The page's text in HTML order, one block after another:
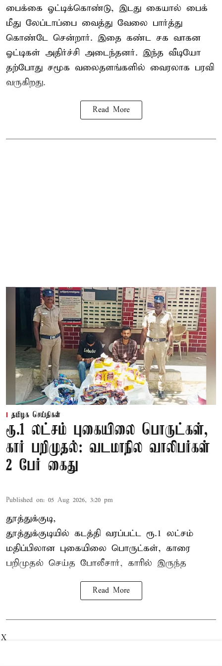
பைக்கை ஓட்டிக்கொண்டு, இடது கையால் பைக்
மீது லேப்டாப்பை வைத்து வேலை பார்த்து
கொண்டே சென்றார். இதை கண்ட சக வாகன
ஓட்டிகள் அதிர்ச்சி அடைந்தனர். இந்த வீடியோ
தற்போது சமூக வலைதளங்களில் வைரலாக பரவி
வருகிறது.
Read More
தமிழக செய்திகள்
ரூ.1 லட்சம் புகையிலை பொருட்கள்,
கார் பறிமுதல்: வடமாநில வாலிபர்கள்
2 பேர் கைது
Published on: 05 Aug 2026, 3:20 pm
தூத்துக்குடி,
தூத்துக்குடியில் கடத்தி வரப்பட்ட ரூ.1 லட்சம்
மதிப்பிலான புகையிலை பொருட்கள், காரை
பறிமுதல் செய்த போலீசார், காரில் இருந்த
Read More
X